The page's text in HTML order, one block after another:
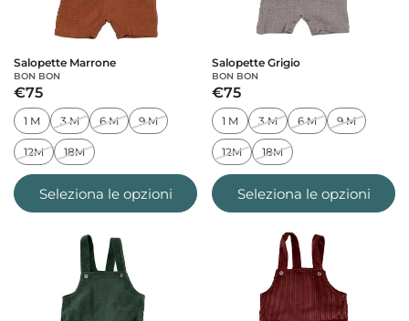
Salopette Marrone
BON BON
€75
1 M 3 M 6 M 9 M
12M 18M
Seleziona le opzioni
Salopette Grigio
BON BON
€75
1 M 3 M 6 M 9 M
12M 18M
Seleziona le opzioni